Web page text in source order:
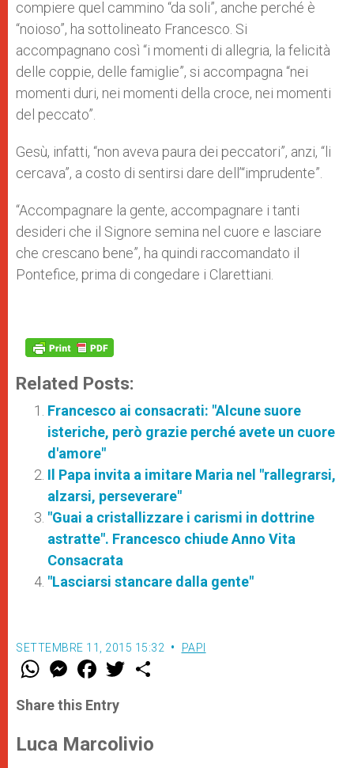
compiere quel cammino “da soli”, anche perché è
“noioso”, ha sottolineato Francesco. Si
accompagnano così “i momenti di allegria, la felicità
delle coppie, delle famiglie”, si accompagna “nei
momenti duri, nei momenti della croce, nei momenti
del peccato”.
Gesù, infatti, “non aveva paura dei peccatori”, anzi, “li
cercava”, a costo di sentirsi dare dell’“imprudente”.
“Accompagnare la gente, accompagnare i tanti
desideri che il Signore semina nel cuore e lasciare
che crescano bene”, ha quindi raccomandato il
Pontefice, prima di congedare i Clarettiani.
Related Posts:
Francesco ai consacrati: "Alcune suore
isteriche, però grazie perché avete un cuore
d'amore"
Il Papa invita a imitare Maria nel "rallegrarsi,
alzarsi, perseverare"
"Guai a cristallizzare i carismi in dottrine
astratte". Francesco chiude Anno Vita
Consacrata
"Lasciarsi stancare dalla gente"
SETTEMBRE 11, 2015 15:32 PAPI
W
t
s
p
p
M
e
s
e
g
e
F
a
e
b
o
k
w
r
Share this Entry
Luca Marcolivio